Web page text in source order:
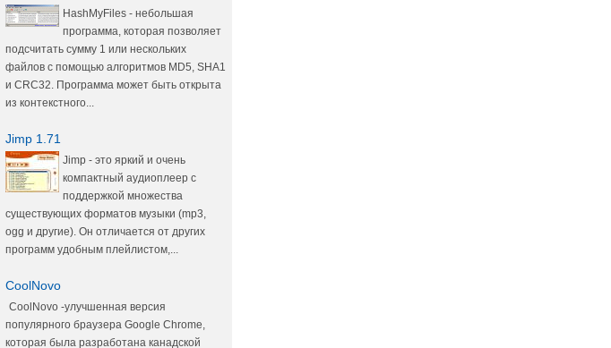
HashMyFiles - небольшая
программа, которая позволяет
подсчитать сумму 1 или нескольких
файлов с помощью алгоритмов MD5, SHA1
и CRC32. Программа может быть открыта
из контекстного...
Jimp 1.71
Jimp - это яркий и очень
компактный аудиоплеер с
поддержкой множества
существующих форматов музыки (mp3,
ogg и другие). Он отличается от других
программ удобным плейлистом,...
CoolNovo
CoolNovo -улучшенная версия
популярного браузера Google Chrome,
которая была разработана канадской